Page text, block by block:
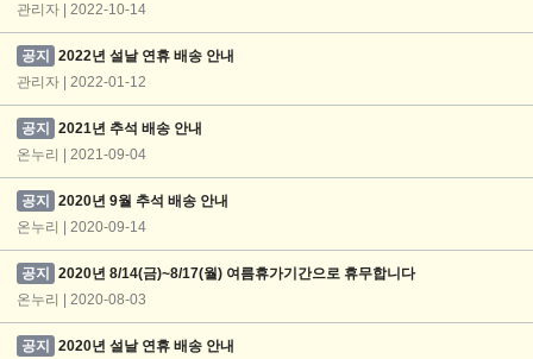
관리자 | 2022-10-14
공지
2022년 설날 연휴 배송 안내
관리자 | 2022-01-12
공지
2021년 추석 배송 안내
온누리 | 2021-09-04
공지
2020년 9월 추석 배송 안내
온누리 | 2020-09-14
공지
2020년 8/14(금)~8/17(월) 여름휴가기간으로 휴무합니다
온누리 | 2020-08-03
공지
2020년 설날 연휴 배송 안내